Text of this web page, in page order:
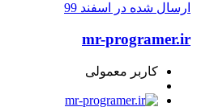
ارسال شده در اسفند 99
mr-programer.ir
کاربر معمولی